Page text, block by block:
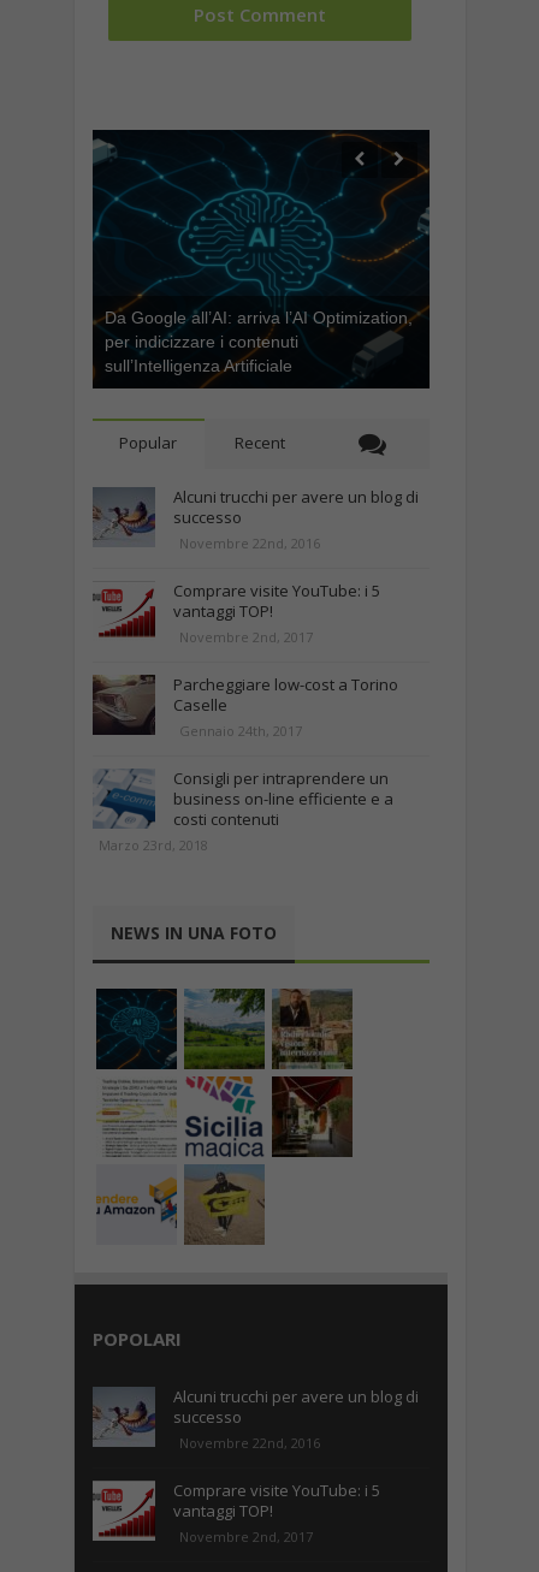
Da Google all’AI: arriva l’AI Optimization,
per indicizzare i contenuti
sull’Intelligenza Artificiale
Popular Recent
Alcuni trucchi per avere un blog di
successo
Novembre 22nd, 2016
Comprare visite YouTube: i 5
vantaggi TOP!
Novembre 2nd, 2017
Parcheggiare low-cost a Torino
Caselle
Gennaio 24th, 2017
Consigli per intraprendere un
business on-line efficiente e a
costi contenuti
Marzo 23rd, 2018
NEWS IN UNA FOTO
POPOLARI
Alcuni trucchi per avere un blog di
successo
Novembre 22nd, 2016
Comprare visite YouTube: i 5
vantaggi TOP!
Novembre 2nd, 2017